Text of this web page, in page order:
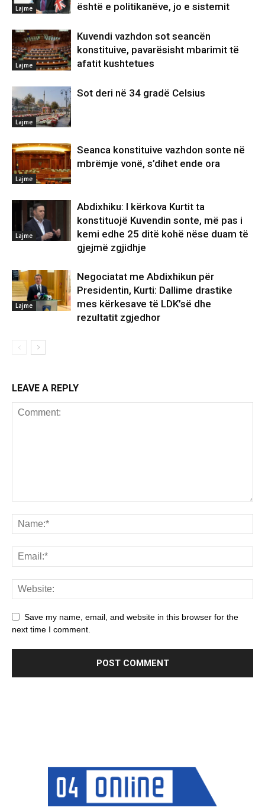
Lajme
është e politikanëve, jo e sistemit
Lajme
Kuvendi vazhdon sot seancën
konstituive, pavarësisht mbarimit të
afatit kushtetues
Lajme
Sot deri në 34 gradë Celsius
Lajme
Seanca konstituive vazhdon sonte në
mbrëmje vonë, s’dihet ende ora
Lajme
Abdixhiku: I kërkova Kurtit ta
konstituojë Kuvendin sonte, më pas i
kemi edhe 25 ditë kohë nëse duam të
gjejmë zgjidhje
Lajme
Negociatat me Abdixhikun për
Presidentin, Kurti: Dallime drastike
mes kërkesave të LDK’së dhe
rezultatit zgjedhor
LEAVE A REPLY
Save my name, email, and website in this browser for the
next time I comment.